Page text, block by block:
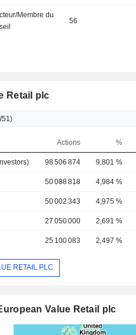
Membre du
56
Retail plc
Actions %
98 506 874 9,801 %
50 088 818 4,984 %
50 002 343 4,975 %
27 050 000 2,691 %
25 100 083 2,497 %
RETAIL PLC
Value Retail plc